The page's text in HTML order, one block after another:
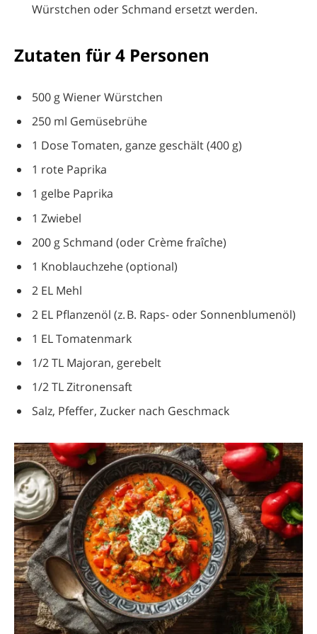
Würstchen oder Schmand ersetzt werden.
Zutaten für 4 Personen
500 g Wiener Würstchen
250 ml Gemüsebrühe
1 Dose Tomaten, ganze geschält (400 g)
1 rote Paprika
1 gelbe Paprika
1 Zwiebel
200 g Schmand (oder Crème fraîche)
1 Knoblauchzehe (optional)
2 EL Mehl
2 EL Pflanzenöl (z. B. Raps- oder Sonnenblumenöl)
1 EL Tomatenmark
1/2 TL Majoran, gerebelt
1/2 TL Zitronensaft
Salz, Pfeffer, Zucker nach Geschmack